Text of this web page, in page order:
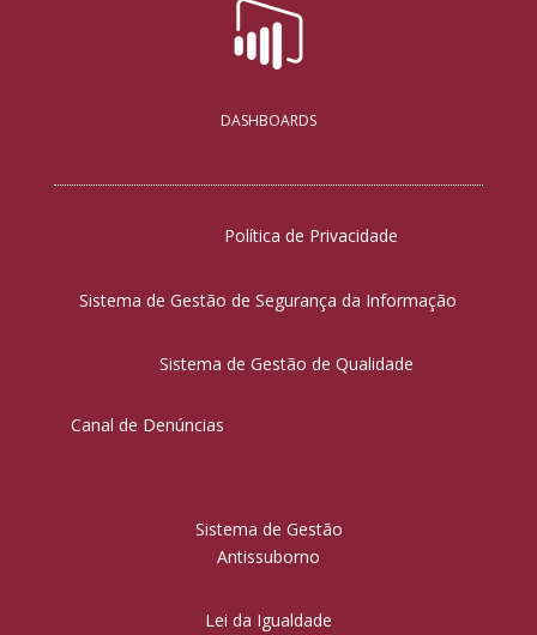
DASHBOARDS
Política de Privacidade
Sistema de Gestão de Segurança da Informação
Sistema de Gestão de Qualidade
Canal de Denúncias
Sistema de Gestão
Antissuborno
Lei da Igualdade